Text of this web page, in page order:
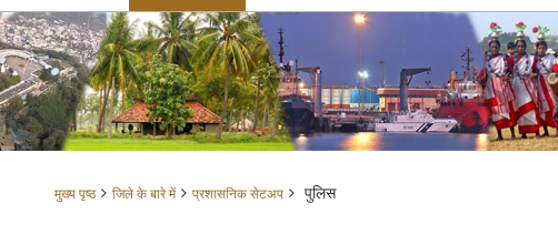
मुख्य पृष्ठ जिले के बारे में प्रशासनिक सेटअप पुलिस